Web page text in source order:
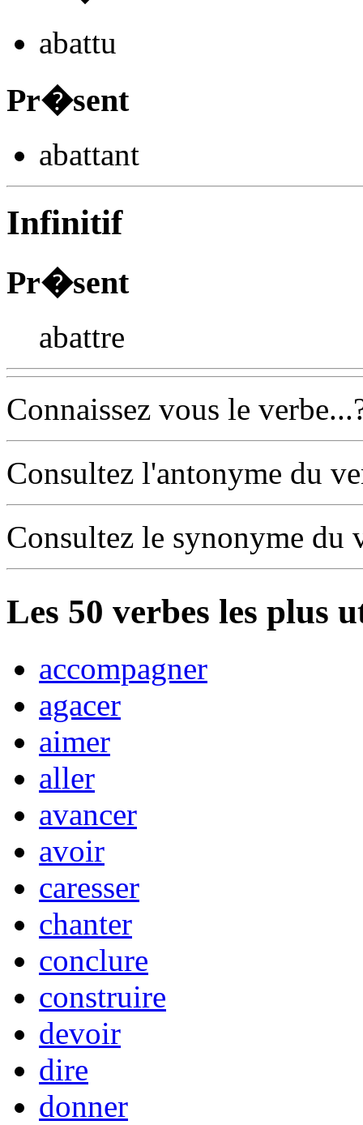
abattu
Pr�sent
abattant
Infinitif
Pr�sent
abattre
Connaissez vous le
Consultez l'antonyme du
Consultez le synonyme du
Les 50 verbes les plus
accompagner
agacer
aimer
aller
avancer
avoir
caresser
chanter
conclure
construire
devoir
dire
donner